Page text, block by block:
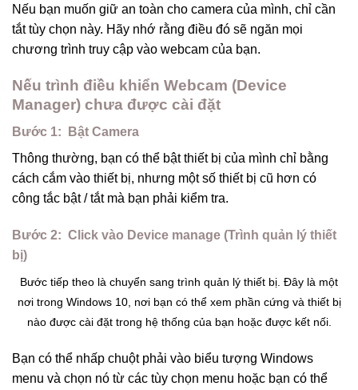
Nếu bạn muốn giữ an toàn cho camera của mình, chỉ cần
tắt tùy chọn này. Hãy nhớ rằng điều đó sẽ ngăn mọi
chương trình truy cập vào webcam của bạn.
Nếu trình điều khiển Webcam (Device
Manager) chưa được cài đặt
Bước 1:
Bật Camera
Thông thường, bạn có thể bật thiết bị của mình chỉ bằng
cách cắm vào thiết bị, nhưng một số thiết bị cũ hơn có
công tắc bật / tắt mà bạn phải kiểm tra.
Bước 2: Click vào Device manage (Trình quản lý thiết
bị)
Bước tiếp theo là chuyển sang trình quản lý thiết bị. Đây là một
nơi trong Windows 10, nơi bạn có thể xem phần cứng và thiết bị
nào được cài đặt trong hệ thống của bạn hoặc được kết nối.
Bạn có thể nhấp chuột phải vào biểu tượng Windows
menu và chọn nó từ các tùy chọn menu hoặc bạn có thể